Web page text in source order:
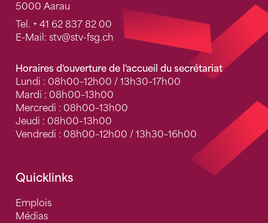
5000 Aarau
Tel. + 41 62 837 82 00
E-Mail: stv@stv-fsg.ch
Horaires d'ouverture de l'accueil du secrétariat
Lundi : 08h00–12h00 / 13h30–17h00
Mardi : 08h00–13h00
Mercredi : 08h00–13h00
Jeudi : 08h00–13h00
Vendredi : 08h00–12h00 / 13h30–16h00
Quicklinks
Emplois
Médias